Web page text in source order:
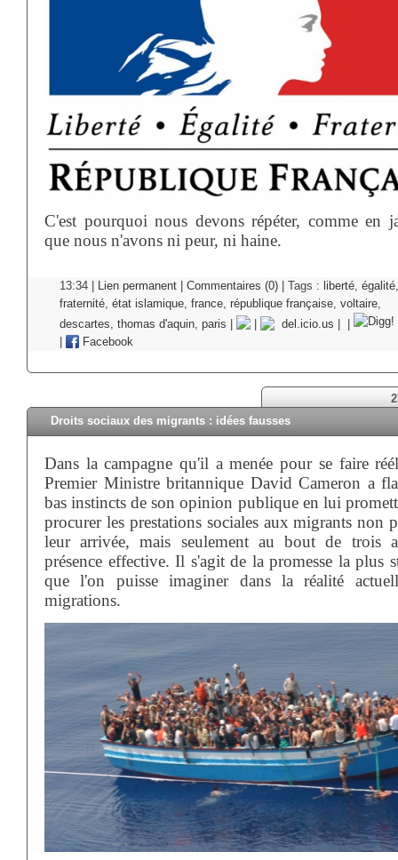
C'est pourquoi nous devons répéter, comme en
que nous n'avons ni peur, ni haine.
13:34 | Lien permanent Commentaires (0) | Tags : liberté, égalité,
fraternité, état islamique, france, république française, voltaire,
descartes, thomas d'aquin, paris del.icio.us
Facebook
Droits sociaux des migrants : idées fausses
Dans la campagne qu'il a menée pour se faire
Premier Ministre britannique David Cameron a
bas instincts de son opinion publique en lui
procurer les prestations sociales aux migrants non
leur arrivée, mais seulement au bout de trois
présence effective. Il s'agit de la promesse la plus
que l'on puisse imaginer dans la réalité
migrations.